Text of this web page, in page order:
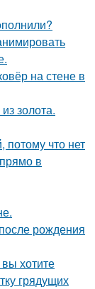
на стене в
золота.
потому что нет
в
рождения
хотите
грядущих